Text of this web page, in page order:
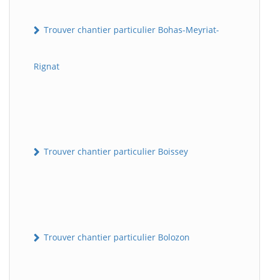
Trouver chantier particulier Bohas-Meyriat-
Rignat
Trouver chantier particulier Boissey
Trouver chantier particulier Bolozon